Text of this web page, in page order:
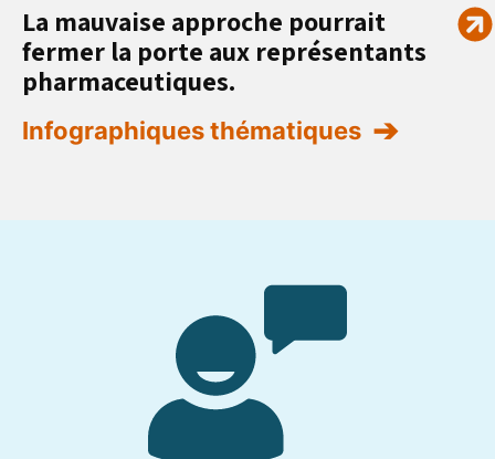
La mauvaise approche pourrait
fermer la porte aux représentants
pharmaceutiques.
Infographiques thématiques